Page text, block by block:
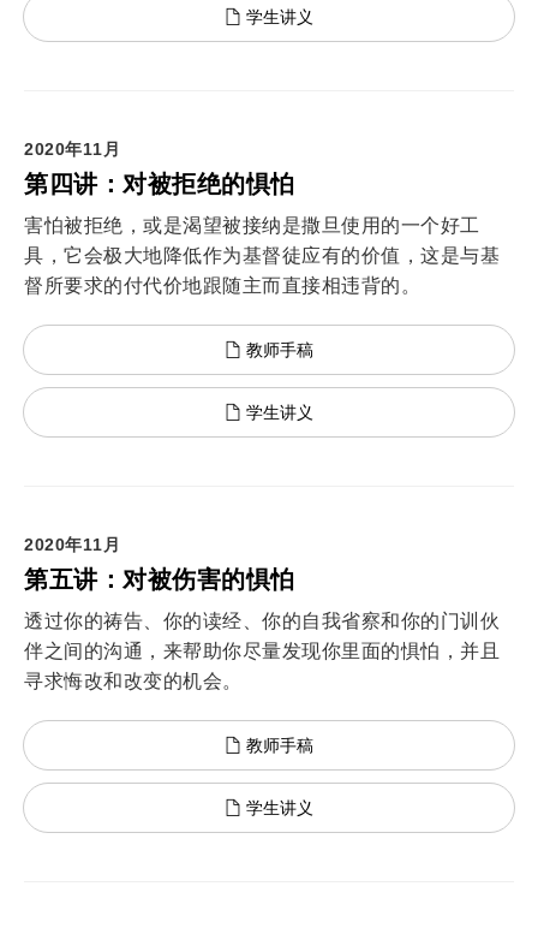
学生讲义
2020年11月
第四讲：对被拒绝的惧怕
害怕被拒绝，或是渴望被接纳是撒旦使用的一个好工
具，它会极大地降低作为基督徒应有的价值，这是与基
督所要求的付代价地跟随主而直接相违背的。
教师手稿
学生讲义
2020年11月
第五讲：对被伤害的惧怕
透过你的祷告、你的读经、你的自我省察和你的门训伙
伴之间的沟通，来帮助你尽量发现你里面的惧怕，并且
寻求悔改和改变的机会。
教师手稿
学生讲义